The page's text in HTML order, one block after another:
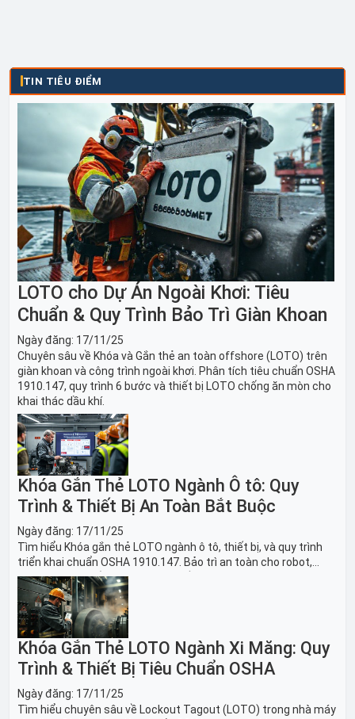
TIN TIÊU ĐIỂM
LOTO cho Dự Án Ngoài Khơi: Tiêu
Chuẩn & Quy Trình Bảo Trì Giàn Khoan
Ngày đăng: 17/11/25
Chuyên sâu về Khóa và Gắn thẻ an toàn offshore (LOTO) trên
giàn khoan và công trình ngoài khơi. Phân tích tiêu chuẩn OSHA
1910.147, quy trình 6 bước và thiết bị LOTO chống ăn mòn cho
khai thác dầu khí.
Khóa Gắn Thẻ LOTO Ngành Ô tô: Quy
Trình & Thiết Bị An Toàn Bắt Buộc
Ngày đăng: 17/11/25
Tìm hiểu Khóa gắn thẻ LOTO ngành ô tô, thiết bị, và quy trình
triển khai chuẩn OSHA 1910.147. Bảo trì an toàn cho robot,
băng tải sản xuất ô tô và dây chuyền lắp ráp xe hơi.
Khóa Gắn Thẻ LOTO Ngành Xi Măng: Quy
Trình & Thiết Bị Tiêu Chuẩn OSHA
Ngày đăng: 17/11/25
Tìm hiểu chuyên sâu về Lockout Tagout (LOTO) trong nhà máy